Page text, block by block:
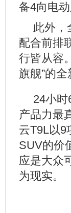
备4向电
此外，
配合前排
行皆从容
旗舰”的全
24小
产品力最
云T9L以9
SUV的价
应是大众
为现实。